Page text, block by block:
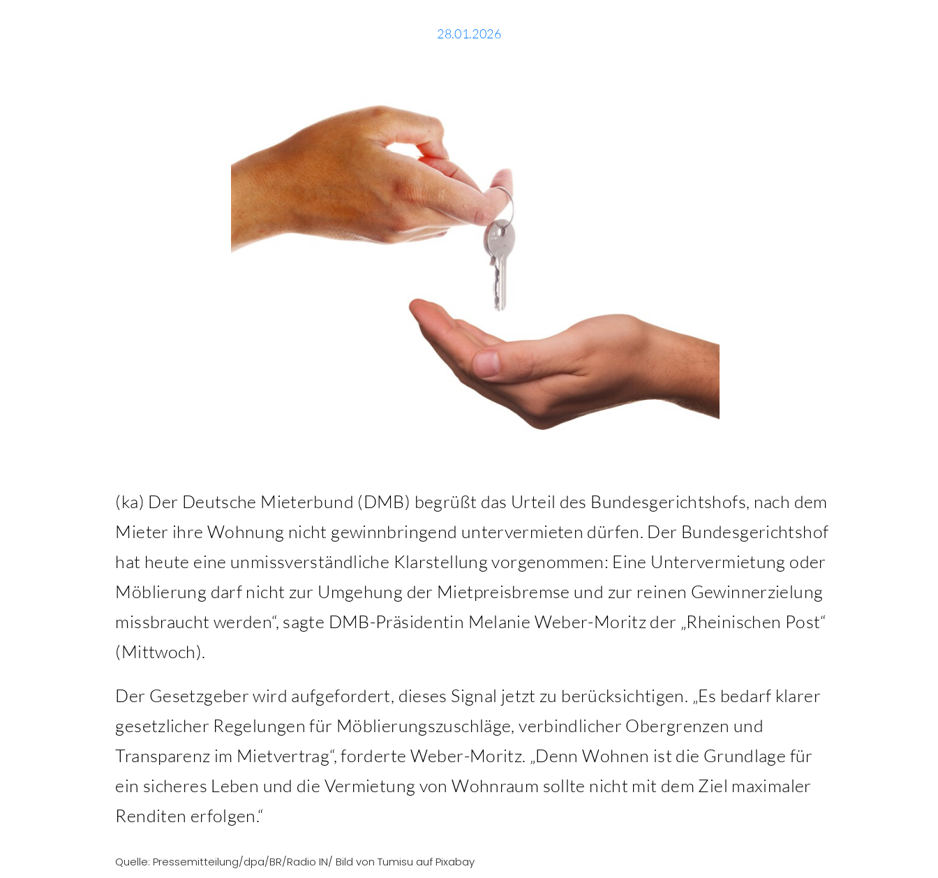
28.01.2026
(ka) Der Deutsche Mieterbund (DMB) begrüßt das Urteil des Bundesgerichtshofs, nach dem
Mieter ihre Wohnung nicht gewinnbringend untervermieten dürfen. Der Bundesgerichtshof
hat heute eine unmissverständliche Klarstellung vorgenommen: Eine Untervermietung oder
Möblierung darf nicht zur Umgehung der Mietpreisbremse und zur reinen Gewinnerzielung
missbraucht werden“, sagte DMB-Präsidentin Melanie Weber-Moritz der „Rheinischen Post“
(Mittwoch).
Der Gesetzgeber wird aufgefordert, dieses Signal jetzt zu berücksichtigen. „Es bedarf klarer
gesetzlicher Regelungen für Möblierungszuschläge, verbindlicher Obergrenzen und
Transparenz im Mietvertrag“, forderte Weber-Moritz. „Denn Wohnen ist die Grundlage für
ein sicheres Leben und die Vermietung von Wohnraum sollte nicht mit dem Ziel maximaler
Renditen erfolgen.“
Quelle: Pressemitteilung/dpa/BR/Radio IN/ Bild von Tumisu auf Pixabay